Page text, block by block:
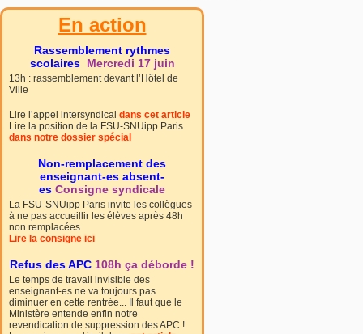
En action
Rassemblement rythmes
scolaires
Mercredi 17 juin
13h : rassemblement devant l’Hôtel de
Ville
Lire l’appel intersyndical dans cet article
Lire la position de la FSU-SNUipp Paris
dans notre dossier spécial
Non-remplacement des
enseignant-es absent-
es Consigne syndicale
La FSU-SNUipp Paris invite les collègues
à ne pas accueillir les élèves après 48h
non remplacées
Lire la consigne ici
Refus des APC 108h ça déborde !
Le temps de travail invisible des
enseignant-es ne va toujours pas
diminuer en cette rentrée... Il faut que le
Ministère entende enfin notre
revendication de suppression des APC !